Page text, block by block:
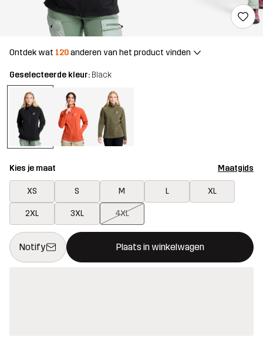
Ontdek wat 120anderen van het product vinden
Geselecteerde kleur: Black
Kies je maat Maatgids
XS S M L XL
2XL 3XL 4XL
Notify Plaats in winkelwagen
Deze knop opent een modal met de bevestiging van een
{{size}} niet beschikbaar